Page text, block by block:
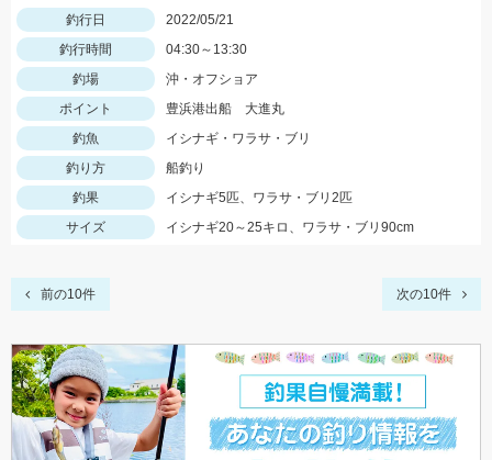
釣行日
2022/05/21
釣行時間
04:30～13:30
釣場
沖・オフショア
ポイント
豊浜港出船 大進丸
釣魚
イシナギ・ワラサ・ブリ
釣り方
船釣り
釣果
イシナギ5匹、ワラサ・ブリ2匹
サイズ
イシナギ20～25キロ、ワラサ・ブリ90cm
前の10件 次の10件